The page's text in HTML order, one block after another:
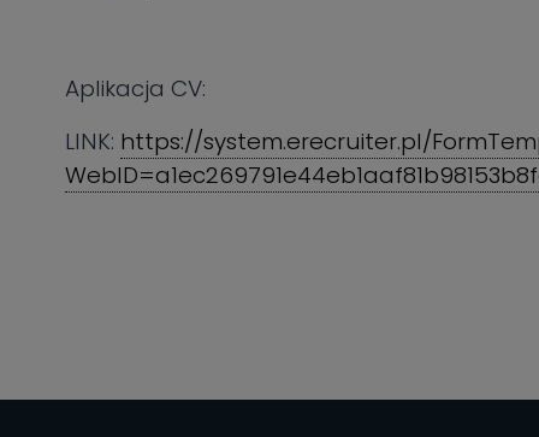
Aplikacja CV:
LINK: https://system.erecruiter.pl/